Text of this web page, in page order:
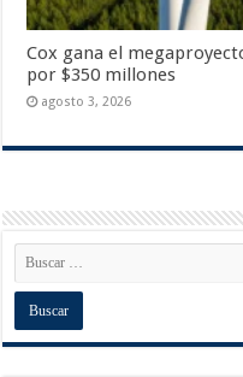
Cox gana el
por $350 millones
agosto 3, 2026